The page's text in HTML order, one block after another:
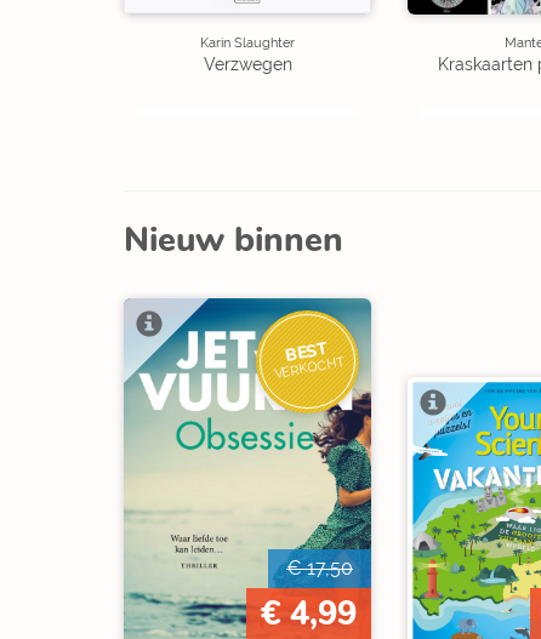
Karin Slaughter
Verzwegen Kraskaarten
Nieuw binnen
BEST
VERKOCHT
€ 17,50
€ 4,99